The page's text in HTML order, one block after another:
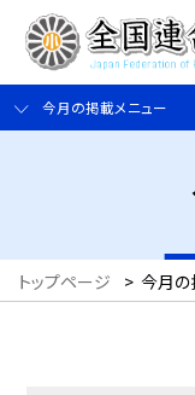
今月の掲載メニュー
トップページ > 今月の